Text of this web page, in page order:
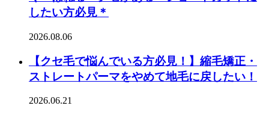
したい方必見＊
2026.08.06
【クセ毛で悩んでいる方必見！】縮毛矯正・
ストレートパーマをやめて地毛に戻したい！
2026.06.21